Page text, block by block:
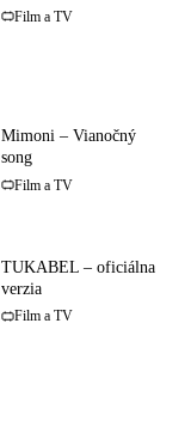
Film a TV
Mimoni – Vianočný
song
Film a TV
TUKABEL – oficiálna
verzia
Film a TV